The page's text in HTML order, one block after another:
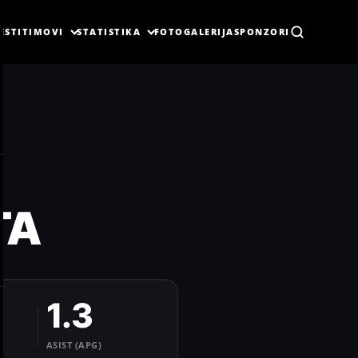
TIMOVI STATISTIKA FOTOGALERIJASPONZORI
1.3
ASIST (APG)